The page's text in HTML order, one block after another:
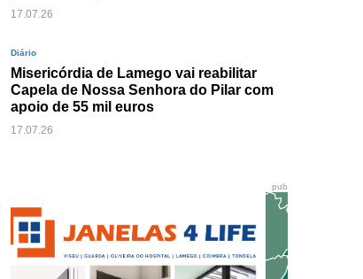
17.07.26
Diário
Misericórdia de Lamego vai reabilitar
Capela de Nossa Senhora do Pilar com
apoio de 55 mil euros
17.07.26
pub